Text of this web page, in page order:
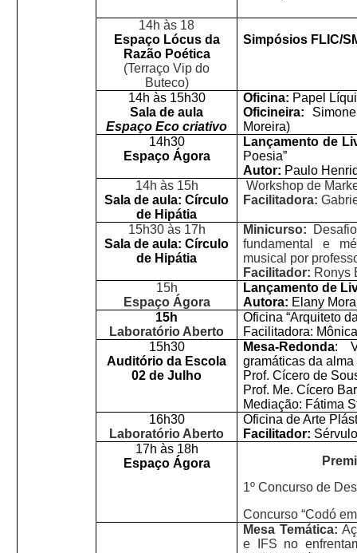
14h às 18
Espaço Lócus da
Razão Poética
(Terraço Vip do
Buteco)
Simpósios FLIC/
14h às 15h30
Sala de aula
Espaço Eco criativo
Oficina: Papel
Oficineira:
Moreira)
14h30
Espaço Ágora
Lançamento de
Poesia”
Autor: Paulo
14h às 15h
Sala de aula: Círculo
de Hipátia
Workshop de
Facilitadora:
15h30 às 17h
Sala de aula: Círculo
de Hipátia
Minicurso:
fundamental e
musical por
Facilitador: Ronys
15h
Espaço Ágora
Lançamento de
Autora: Elany
15h
Laboratório Aberto
Oficina “Arquiteto
Facilitadora:
15h30
Auditório da Escola
02 de Julho
Mesa-Redonda:
gramáticas da
Prof. Cícero de
Prof. Me. Cícero
Mediação: Fátima
16h30
Laboratório Aberto
Oficina de Arte
Facilitador:
17h às 18h
Espaço Ágora
1º Concurso de
Concurso “Codó
Mesa Temática:
e IFS no